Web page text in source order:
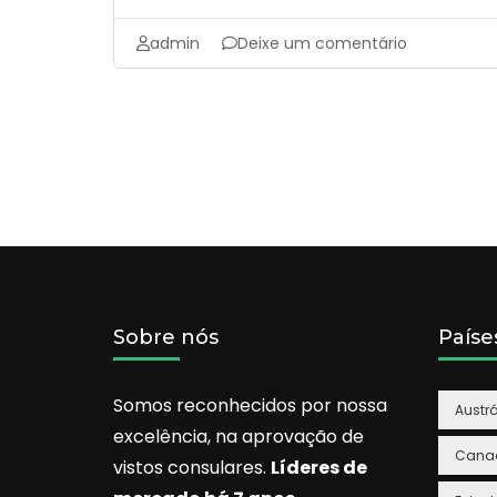
sem imprevistos.
admin Deixe um comentário
se
Sobre nós
Somos reconhecidos por nossa
excelência, na aprovação de
vistos consulares. Líderes de